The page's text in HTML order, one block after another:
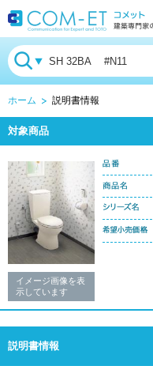
ホーム 説明書情報
対象商品
イメージ画像を表
示しています
説明書情報